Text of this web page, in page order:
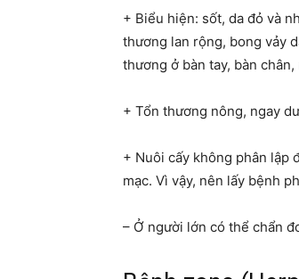
+ Biểu hiện: sốt, da đỏ và
thương lan rộng, bong vảy
thương ở bàn tay, bàn chân,
+ Tổn thương nông, ngay
+ Nuôi cấy không phân lập
mạc. Vì vậy, nên lấy bệnh
– Ở người lớn có thể chẩn